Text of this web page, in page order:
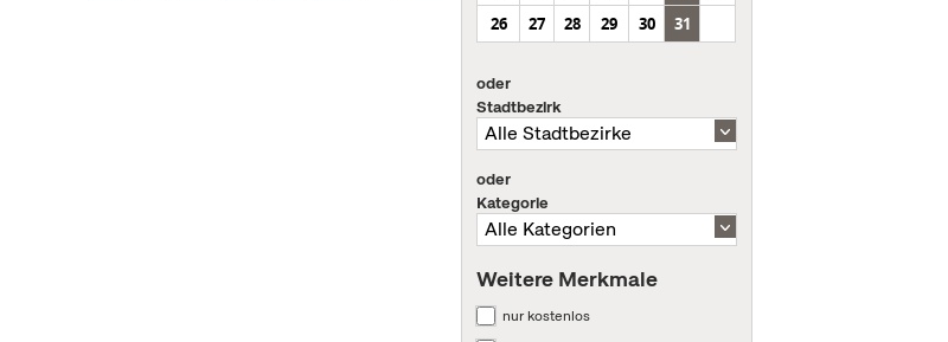
26
27 28 29 30 31
oder
Stadtbezirk
oder
Kategorie
Weitere Merkmale
nur kostenlos